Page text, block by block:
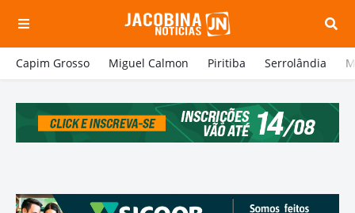
Capim Grosso Miguel Calmon Piritiba Serrolândia